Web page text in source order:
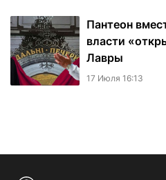
Пантеон
власти
Лавры
17 Июля 16:13